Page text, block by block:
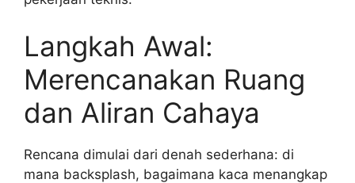
Langkah Awal:
Merencanakan Ruang
dan Aliran Cahaya
Rencana dimulai dari denah sederhana: di
mana backsplash, bagaimana kaca menangkap